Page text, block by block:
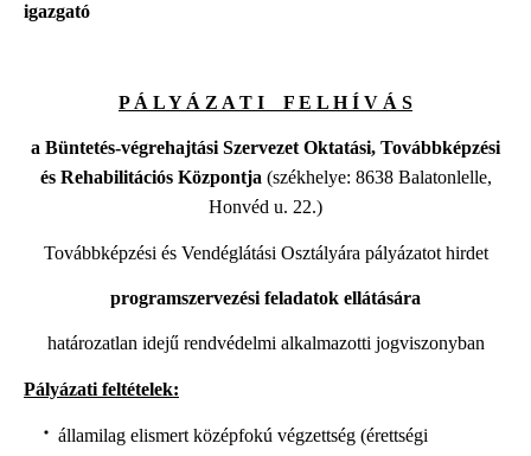
igazgató
P Á L Y Á Z A T I F E L H Í V Á S
a Büntetés-végrehajtási Szervezet Oktatási, Továbbképzési
és Rehabilitációs Központja(székhelye: 8638 Balatonlelle,
Honvéd u. 22.)
Továbbképzési és Vendéglátási Osztályára pályázatot hirdet
programszervezési feladatok ellátására
határozatlan idejű rendvédelmi alkalmazotti jogviszonyban
Pályázati feltételek:
államilag elismert középfokú végzettség (érettségi